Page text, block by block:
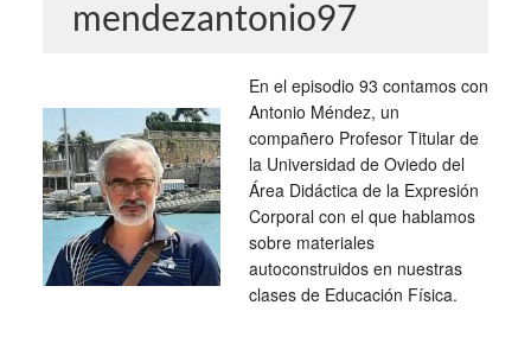
mendezantonio97
En el episodio 93 contamos con
Antonio Méndez, un
compañero Profesor Titular de
la Universidad de Oviedo del
Área Didáctica de la Expresión
Corporal con el que hablamos
sobre materiales
autoconstruidos en nuestras
clases de Educación Física.